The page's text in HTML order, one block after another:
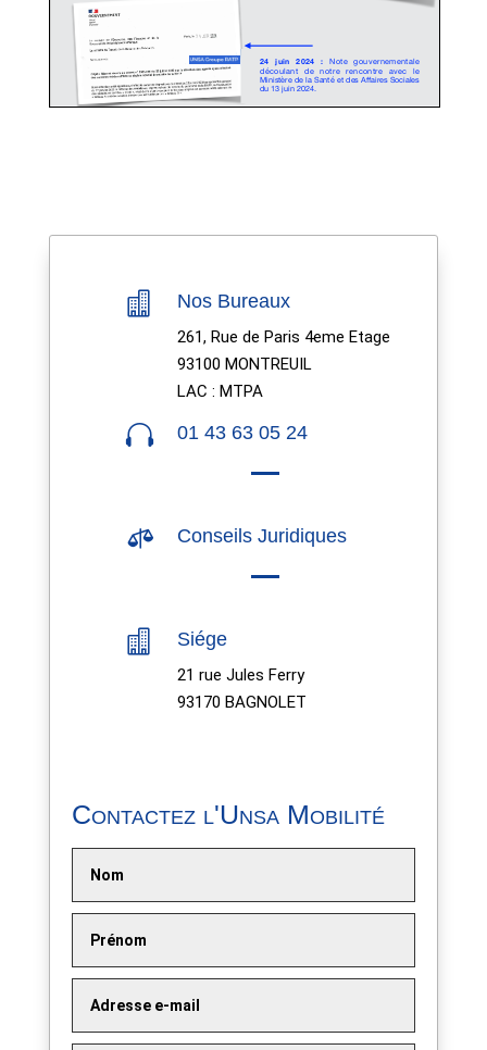
 Nos Bureaux
261, Rue de Paris 4eme Etage
93100 MONTREUIL
LAC : MTPA
 01 43 63 05 24
 Conseils Juridiques
 Siége
21 rue Jules Ferry
93170 BAGNOLET
Contactez l'Unsa Mobilité